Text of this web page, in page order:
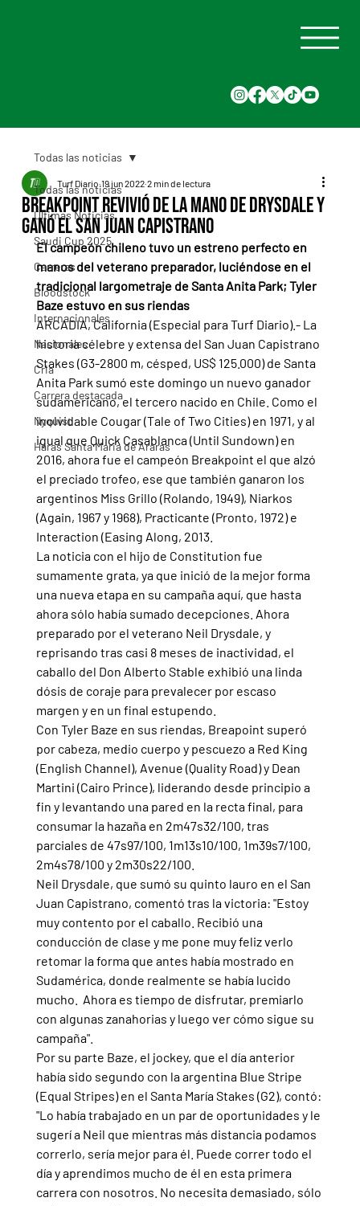
Todas las noticias
Últimas Noticias
Saudi Cup 2025
Carreras
Bloodstock
Internacionales
Nacionales
Cria
Carrera destacada
Nyquist
Haras Santa Maria de Araras
Todas las noticias
Breakpoint revivió de la mano de Drysdale y
ganó el San Juan Capistrano
Turf Diario 19 jun 2022 2 min de lectura
El campeón chileno tuvo un estreno perfecto en
manos del veterano preparador, luciéndose en el
tradicional largometraje de Santa Anita Park; Tyler
Baze estuvo en sus riendas
ARCADIA, California (Especial para Turf Diario).- La
historia célebre y extensa del San Juan Capistrano
Stakes (G3-2800 m, césped, US$ 125.000) de Santa
Anita Park sumó este domingo un nuevo ganador
sudamericano, el tercero nacido en Chile. Como el
inolvidable Cougar (Tale of Two Cities) en 1971, y al
igual que Quick Casablanca (Until Sundown) en
2016, ahora fue el campeón Breakpoint el que alzó
el preciado trofeo, ese que también ganaron los
argentinos Miss Grillo (Rolando, 1949), Niarkos
(Again, 1967 y 1968), Practicante (Pronto, 1972) e
Interaction (Easing Along, 2013.
La noticia con el hijo de Constitution fue
sumamente grata, ya que inició de la mejor forma
una nueva etapa en su campaña aquí, que hasta
ahora sólo había sumado decepciones. Ahora
preparado por el veterano Neil Drysdale, y
reprisando tras casi 8 meses de inactividad, el
caballo del Don Alberto Stable exhibió una linda
dósis de coraje para prevalecer por escaso
margen y en un final estupendo.
Con Tyler Baze en sus riendas, Breapoint superó
por cabeza, medio cuerpo y pescuezo a Red King
(English Channel), Avenue (Quality Road) y Dean
Martini (Cairo Prince), liderando desde principio a
fin y levantando una pared en la recta final, para
consumar la hazaña en 2m47s32/100, tras
parciales de 47s97/100, 1m13s10/100, 1m39s7/100,
2m4s78/100 y 2m30s22/100.
Neil Drysdale, que sumó su quinto lauro en el San
Juan Capistrano, comentó tras la victoria: "Estoy
muy contento por el caballo. Recibió una
conducción de clase y me pone muy feliz verlo
retomar la forma que antes había mostrado en
Sudamérica, donde realmente se había lucido
mucho.  Ahora es tiempo de disfrutar, premiarlo
con algunas zanahorias y luego ver cómo sigue su
campaña".
Por su parte Baze, el jockey, que el día anterior
había sido segundo con la argentina Blue Stripe
(Equal Stripes) en el Santa María Stakes (G2), contó:
"Lo había trabajado en un par de oportunidades y le
sugerí a Neil que mientras más distancia podamos
correrlo, sería mejor para él. Puede correr todo el
día y aprendimos mucho de él en esta primera
carrera con nosotros. No necesita demasiado, sólo